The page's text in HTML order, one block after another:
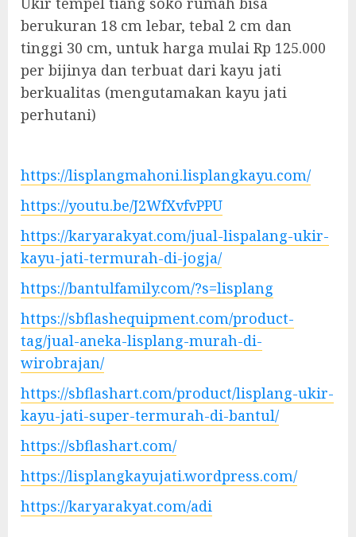
berukuran 18 cm lebar, tebal 2 cm dan
tinggi 30 cm, untuk harga mulai Rp 125.000
per bijinya dan terbuat dari kayu jati
berkualitas (mengutamakan kayu jati
perhutani)
https://lisplangmahoni.lisplangkayu.com/
https://youtu.be/J2WfXvfvPPU
https://karyarakyat.com/jual-lispalang-ukir-
kayu-jati-termurah-di-jogja/
https://bantulfamily.com/?s=lisplang
https://sbflashequipment.com/product-
tag/jual-aneka-lisplang-murah-di-
wirobrajan/
https://sbflashart.com/product/lisplang-ukir-
kayu-jati-super-termurah-di-bantul/
https://sbflashart.com/
https://lisplangkayujati.wordpress.com/
https://karyarakyat.com/adi